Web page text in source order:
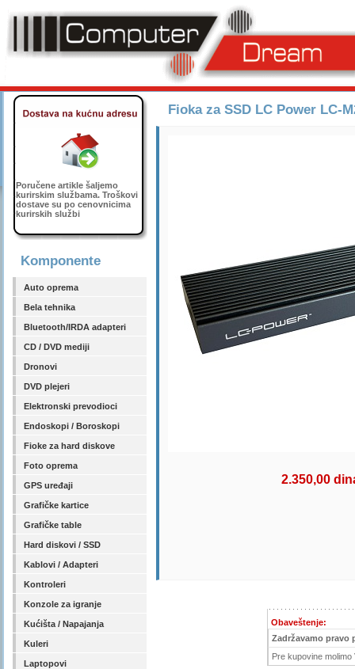
Poručene artikle šaljemo
kurirskim službama. Troškovi
dostave su po cenovnicima
kurirskih službi
Komponente
Auto oprema
Bela tehnika
Bluetooth/IRDA adapteri
CD / DVD mediji
Dronovi
DVD plejeri
Elektronski prevodioci
Endoskopi / Boroskopi
Fioke za hard diskove
Foto oprema
GPS uređaji
Grafičke kartice
Grafičke table
Hard diskovi / SSD
Kablovi / Adapteri
Kontroleri
Konzole za igranje
Kućišta / Napajanja
Kuleri
Laptopovi
Fioka za SSD LC Power LC-
2.350,00
Obaveštenje:
Zadržavamo pravo
Pre kupovine